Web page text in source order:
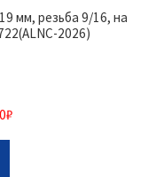
мм, резьба 9/16, на
2026)
₽